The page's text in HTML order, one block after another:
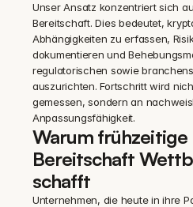
Unser Ansatz konzentriert sich
Bereitschaft. Dies bedeutet,
Abhängigkeiten zu erfassen,
dokumentieren und
regulatorischen sowie
auszurichten. Fortschritt wird
gemessen, sondern an
Anpassungsfähigkeit.
Warum
Bereitschaft
schafft
Unternehmen, die heute in ihre